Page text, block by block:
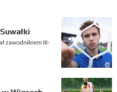
zawodnikiem III-